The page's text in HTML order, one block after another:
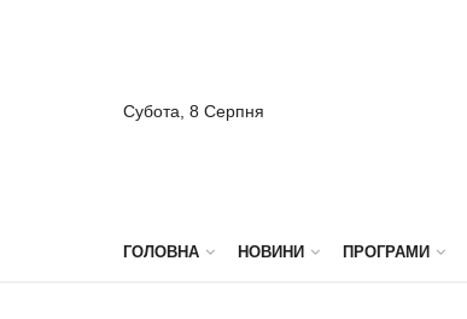
Субота, 8 Серпня
ГОЛОВНА НОВИНИ ПРОГРАМИ